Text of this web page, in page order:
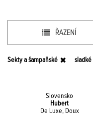
ŘAZENÍ
Sekty a šampaňské sladké
Slovensko
Hubert
De Luxe, Doux